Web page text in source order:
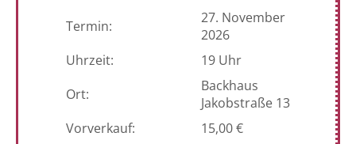
Termin:
27. November
2026
Uhrzeit:
19 Uhr
Ort:
Backhaus
Jakobstraße 13
Vorverkauf:
15,00 €